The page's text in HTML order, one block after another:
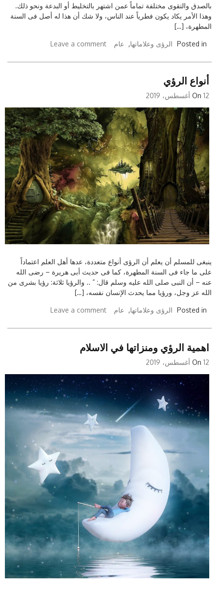
بالصدق والتقوى مختلفة تماماً عمن اشتهر بالتخليط أو البدعة ونحو ذلك.
وهذا الأمر يكاد يكون فطرياً عند الناس، ولا شك أن هذا له أصل فى السنة
المطهرة، […]
Posted in الرؤى وعلاماتها, عام Leave a comment
أنواع الرؤي
On 12 أغسطس، 2019
ينبغى للمسلم أن يعلم أن الرؤى أنواع متعددة، عدها أهل العلم اعتماداً
على ما جاء فى السنة المطهرة، كما فى حديث أبى هريرة – رضى الله
عنه – أن النبى صلى الله عليه وسلم قال: ” .. والرؤيا ثلاثة: رؤيا بشرى من
الله عز وجل، ورؤيا مما يحدث الإنسان نفسه، […]
Posted in الرؤى وعلاماتها, عام Leave a comment
اهمية الرؤي ومنزاتها في الاسلام
On 12 أغسطس، 2019